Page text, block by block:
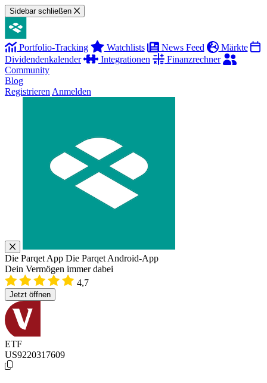
Sidebar schließen
Portfolio-Tracking Watchlists News Feed
Märkte
Dividendenkalender
Integrationen
Finanzrechner
Community
Blog
Registrieren Anmelden
Die Parqet App Die Parqet Android-App
Dein Vermögen immer dabei
4,7
Jetzt öffnen
ETF
US9220317609